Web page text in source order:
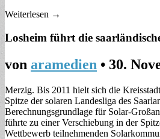
Weiterlesen →
Losheim führt die
von aramedien • 30.
Merzig. Bis 2011 hielt sich die
Spitze der solaren Landesliga des
Berechnungsgrundlage für Solar-
führte zu einer Verschiebung in der
Wettbewerb teilnehmenden